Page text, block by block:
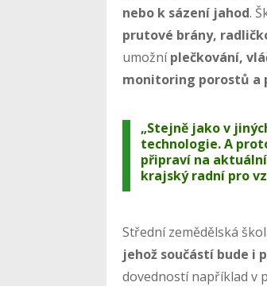
nebo k sázení jahod.
prutové brány,
umožníplečkování,
monitoring porostů a
„Stejně jako v
technologie. A
připraví na
krajský radní pro
Střední zemědělská
jehož součástí bude i
dovedností například v